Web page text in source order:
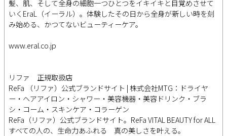
髪、肌、そして全身の細胞一つひとつをイキイキと目覚めさせて
いくEraL（イーラル）。体験したその日から全身が新しい時を刻
み始める、かつてないビューティーケア。
www.eral.co.jp
リファ 正規取扱店
ReFa （リファ）公式ブランドサイト | 株式会社MTG：ドライヤ
ー・ヘアアイロン・シャワー・美容機器・美容ドリンク・ブラ
シ・コーム・スキンケア・コラーゲン
ReFa（リファ）公式ブランドサイト。ReFa VITAL BEAUTY for ALL
すべての人の、生命力あふれる 真の美しさを叶える。